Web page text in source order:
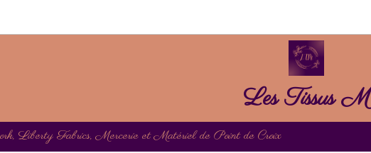
Les Tissus M
Liberty Fabrics, Mercerie et Matériel de Point de Croix